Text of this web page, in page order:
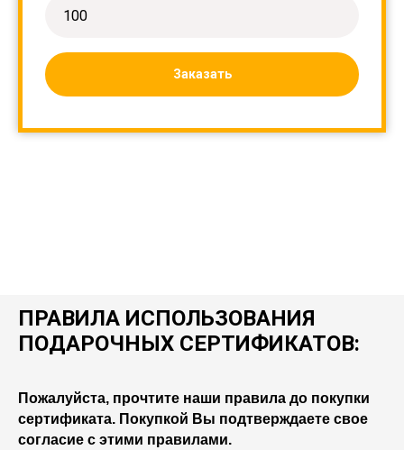
Заказать
ПРАВИЛА ИСПОЛЬЗОВАНИЯ
ПОДАРОЧНЫХ СЕРТИФИКАТОВ:
Пожалуйста, прочтите наши правила до покупки
сертификата. Покупкой Вы подтверждаете свое
согласие с этими правилами.